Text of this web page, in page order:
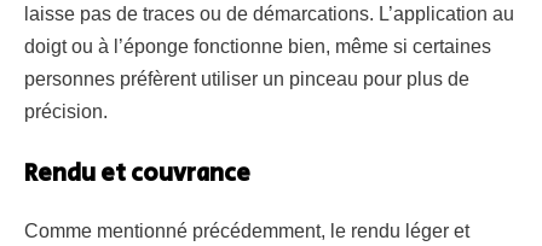
laisse pas de traces ou de démarcations. L’application au
doigt ou à l’éponge fonctionne bien, même si certaines
personnes préfèrent utiliser un pinceau pour plus de
précision.
Rendu et couvrance
Comme mentionné précédemment, le rendu léger et